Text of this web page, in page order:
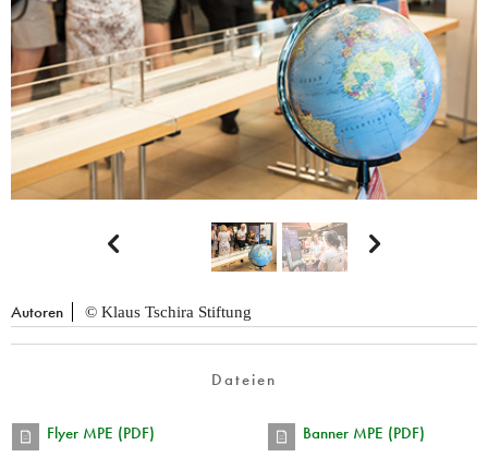
 
Autoren © Klaus Tschira Stiftung
Dateien
Flyer MPE (PDF) Banner MPE (PDF)